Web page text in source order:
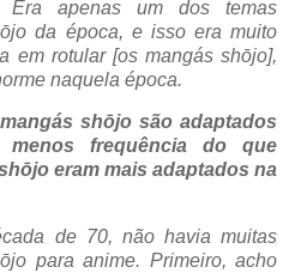
Era apenas um dos temas
da época, e isso era muito
em rotular [os mangás shōjo],
naquela época.
shōjo são adaptados
frequência do que
eram mais adaptados na
de 70, não havia muitas
para anime. Primeiro, acho